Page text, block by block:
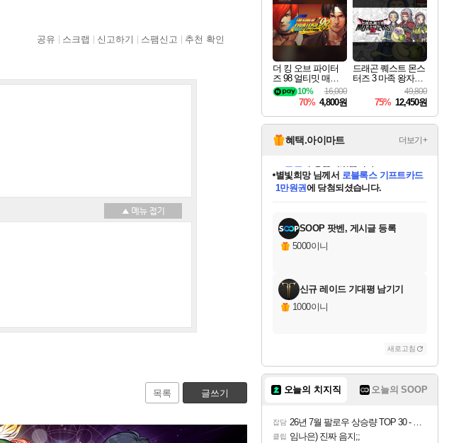
공유 스크랩 신고하기 스팸신고 추천 확인
목록 글쓰기
더 킹 오브 파이터
즈 98 얼티밋 매치
파이널 에디션 THE
KING OF FIGHTER
S 98 ULTIMATE MA
TCH FINAL EDITIO
N
16,000
10%
70% 4,800원
드래곤 퀘스트 몬스
터즈 3 마족 왕자와
엘프의 여행 Dragon
Quest Monsters The
Dark Prince
49,800
75% 12,450원
혜택.아이마트 더보기+
교환.
당첨되셨습니다.
당첨되셨습니다.
당첨되셨습니다.
별빛희망님께서 로블록스 기프트카드
1만원권에 당첨되셨습니다.
당첨되셨습니다.
당첨되셨습니다.
당첨되셨습니다.
당첨되셨습니다.
에디션 (스팀코드) 를 교환.
당첨되셨습니다.
SOOP 팟벤, 게시글 등록
5000이니
신규 레이드 기대평 남기기
1000이니
새로고침
오늘의 치지직 오늘의 SOOP
잡담 26년 7월 팔로우 상승량 TOP 30 - 월간 치지직
클립 임나은) 진짜 음지;;